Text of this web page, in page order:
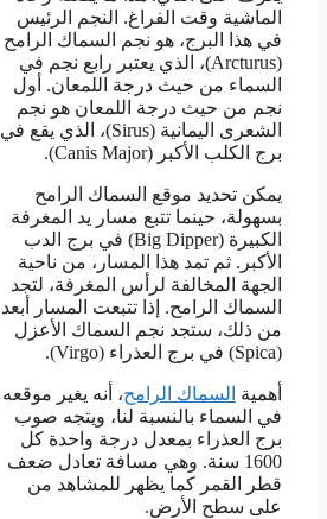
الماشية وقت الفراغ. النجم الرئيس
في هذا البرج، هو نجم السماك الرامح
(Arcturus)، الذي يعتبر رابع نجم في
السماء من حيث درجة اللمعان. أول
نجم من حيث درجة اللمعان هو نجم
الشعرى اليمانية (Sirus)، الذي يقع في
برج الكلب الأكبر (Canis Major).
يمكن تحديد موقع السماك الرامح
بسهولة، حينما تتبع مسار يد المغرفة
الكبيرة (Big Dipper) في برج الدب
الأكبر. ثم تمد هذا المسار، من ناحية
الجهة المخالفة لرأس المغرفة، لتجد
السماك الرامح. إذا تتبعت المسار أبعد
من ذلك، ستجد نجم السماك الأعزل
(Spica) في برج العذراء (Virgo).
أهمية السماك الرامح، أنه يغير موقعه
في السماء بالنسبة لنا، ويتجه صوب
برج العذراء بمعدل درجة واحدة كل
1600 سنة. وهي مسافة تعادل ضعف
قطر القمر كما يظهر للمشاهد من
على سطح الأرض.